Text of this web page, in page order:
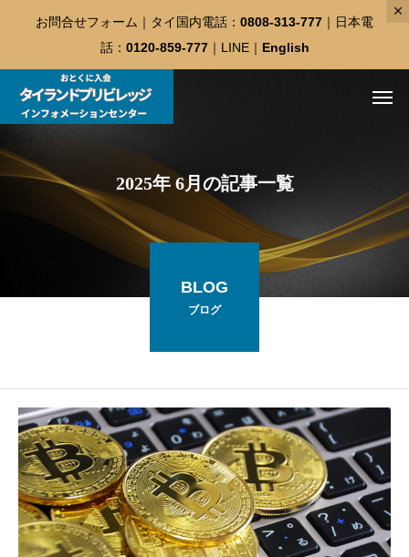
お問合せフォーム ｜タイ国内電話： 0808-313-777 ｜日本電
話： 0120-859-777｜ LINE｜ English
2025年 6月の記事一覧
BLOG
ブログ